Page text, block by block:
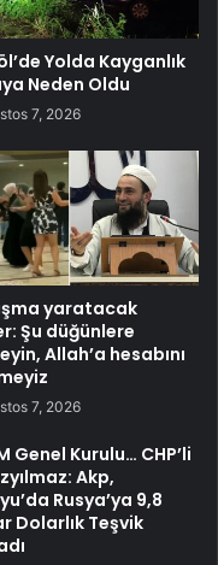
Yolda Kayganlık
Neden Oldu
7, 2026
yaratacak
Şu düğünlere
Allah’a hesabını
7, 2026
Genel Kurulu… CHP’li
Akp,
Rusya’ya 9,8
Dolarlık Teşvik